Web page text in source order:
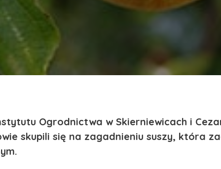
Ogrodnictwa w Skierniewicach i
skupili się na zagadnieniu suszy, która